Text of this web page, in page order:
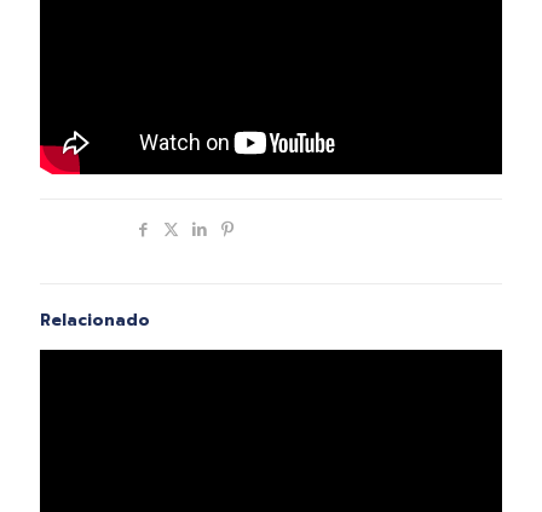
Relacionado